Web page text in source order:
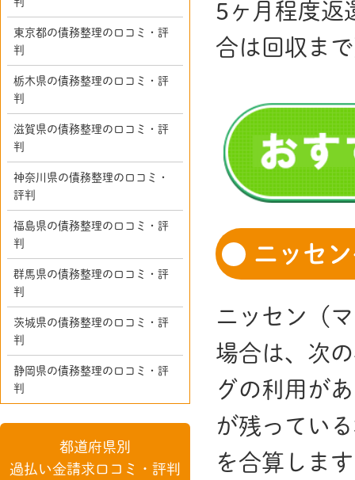
5ヶ月程度返
合は回収ま
ニッセ
ニッセン（
場合は、次
グの利用が
が残ってい
を合算しま
東京都の債務整理の口コミ・評
判
栃木県の債務整理の口コミ・評
判
滋賀県の債務整理の口コミ・評
判
神奈川県の債務整理の口コミ・
評判
福島県の債務整理の口コミ・評
判
群馬県の債務整理の口コミ・評
判
茨城県の債務整理の口コミ・評
判
静岡県の債務整理の口コミ・評
判
都道府県別
過払い金請求口コミ・評判